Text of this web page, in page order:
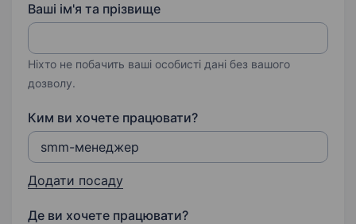
Ваші ім'я та прізвище
Ніхто не побачить ваші особисті дані без вашого
дозволу.
Ким ви хочете працювати?
Додати посаду
Де ви хочете працювати?